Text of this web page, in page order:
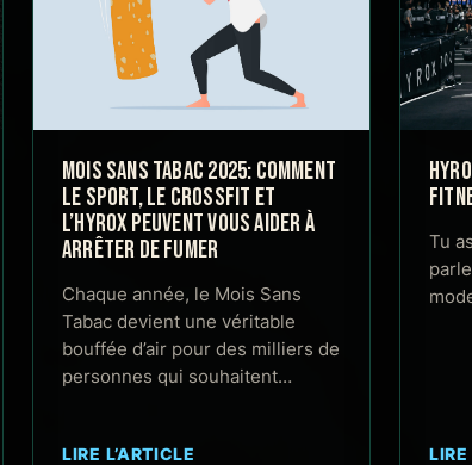
MOIS SANS TABAC 2025: COMMENT
LE SPORT, LE CROSSFIT ET
L’HYROX PEUVENT VOUS AIDER À
ARRÊTER DE FUMER
Chaque année, le Mois Sans
Tabac devient une véritable
bouffée d’air pour des milliers de
personnes qui souhaitent…
LIRE L’ARTICLE
Tu
LIRE